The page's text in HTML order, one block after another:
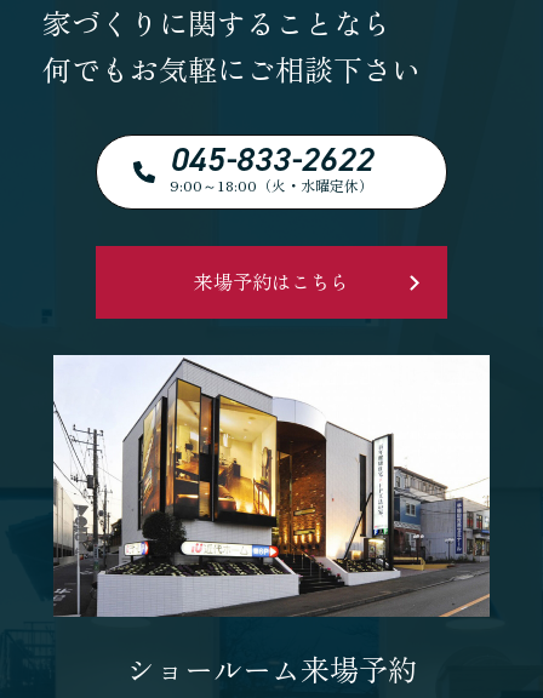
家づくりに関することなら
何でもお気軽にご相談下さい
045-833-2622
9:00～18:00（火・水曜定休）
来場予約はこちら
ショールーム来場予約